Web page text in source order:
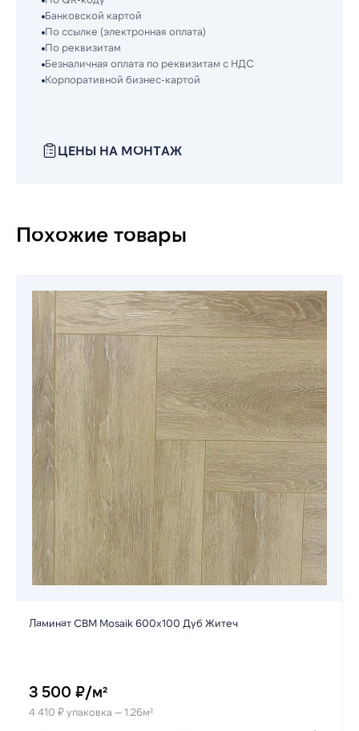
Банковской картой
По ссылке (электронная оплата)
По реквизитам
Безналичная оплата по реквизитам с НДС
Корпоративной бизнес-картой
ЦЕНЫ НА МОНТАЖ
Похожие товары
Ламинат CBM Mosaik 600х100 Дуб Житеч
3 500 ₽/м²
4 410 ₽ упаковка — 1.26м²